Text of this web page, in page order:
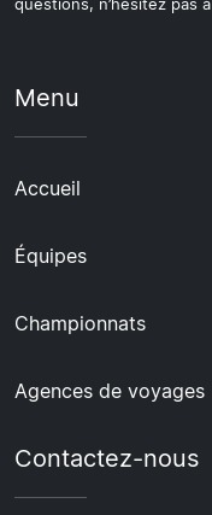
questions, n’hésitez pas
Menu
Accueil
Équipes
Championnats
Agences de voyages
Contactez-nous